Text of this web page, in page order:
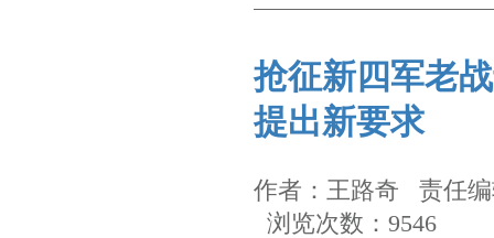
抢征新四军老
提出新要求
作者：王路奇 责任
浏览次数：9546